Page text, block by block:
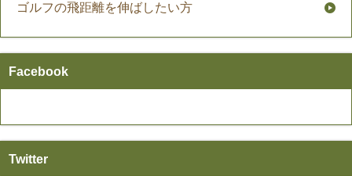
ゴルフの飛距離を伸ばしたい方
Facebook
Twitter